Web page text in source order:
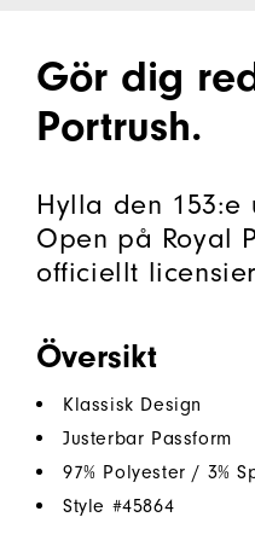
Gör dig
Portrush.
Hylla den 153:e
Open på Royal
officiellt
Översikt
Klassisk Design
Justerbar Passform
97% Polyester / 3%
Style #45864